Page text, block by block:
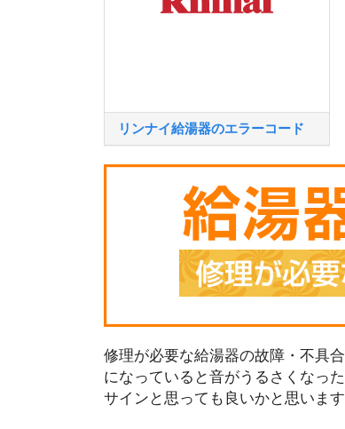
リンナイ給湯器のエラーコード
修理が必要な給湯器の故障・不具
になっていると音がうるさくなっ
サインと思っても良いかと思います